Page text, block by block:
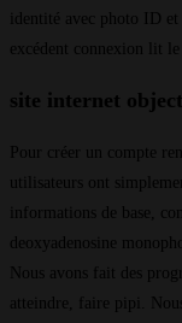
identité avec photo ID
excédent connexion lit
site internet
Pour créer un compte
utilisateurs ont
informations de base,
deoxyadenosine
Nous avons fait des
atteindre, faire pipi.